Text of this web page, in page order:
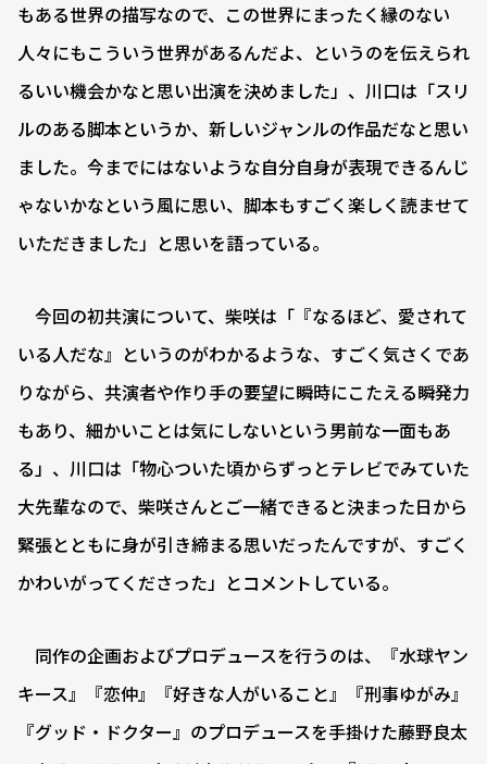
もある世界の描写なので、この世界にまったく縁のない
人々にもこういう世界があるんだよ、というのを伝えられ
るいい機会かなと思い出演を決めました」、川口は「スリ
ルのある脚本というか、新しいジャンルの作品だなと思い
ました。今までにはないような自分自身が表現できるんじ
ゃないかなという風に思い、脚本もすごく楽しく読ませて
いただきました」と思いを語っている。
今回の初共演について、柴咲は「『なるほど、愛されて
いる人だな』というのがわかるような、すごく気さくであ
りながら、共演者や作り手の要望に瞬時にこたえる瞬発力
もあり、細かいことは気にしないという男前な一面もあ
る」、川口は「物心ついた頃からずっとテレビでみていた
大先輩なので、柴咲さんとご一緒できると決まった日から
緊張とともに身が引き締まる思いだったんですが、すごく
かわいがってくださった」とコメントしている。
同作の企画およびプロデュースを行うのは、『水球ヤン
キース』『恋仲』『好きな人がいること』『刑事ゆがみ』
『グッド・ドクター』のプロデュースを手掛けた藤野良太